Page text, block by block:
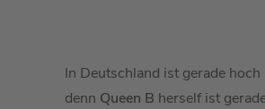
In Deutschland ist gerade
denn Queen B herself ist